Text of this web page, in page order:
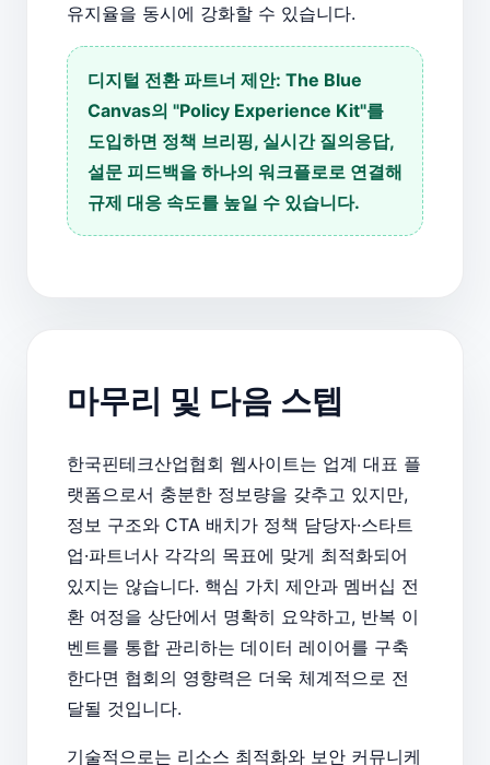
유지율을 동시에 강화할 수 있습니다.
디지털 전환 파트너 제안: The Blue
Canvas의 "Policy Experience Kit"를
도입하면 정책 브리핑, 실시간 질의응답,
설문 피드백을 하나의 워크플로로 연결해
규제 대응 속도를 높일 수 있습니다.
마무리 및 다음 스텝
한국핀테크산업협회 웹사이트는 업계 대표 플
랫폼으로서 충분한 정보량을 갖추고 있지만,
정보 구조와 CTA 배치가 정책 담당자·스타트
업·파트너사 각각의 목표에 맞게 최적화되어
있지는 않습니다. 핵심 가치 제안과 멤버십 전
환 여정을 상단에서 명확히 요약하고, 반복 이
벤트를 통합 관리하는 데이터 레이어를 구축
한다면 협회의 영향력은 더욱 체계적으로 전
달될 것입니다.
기술적으로는 리소스 최적화와 보안 커뮤니케